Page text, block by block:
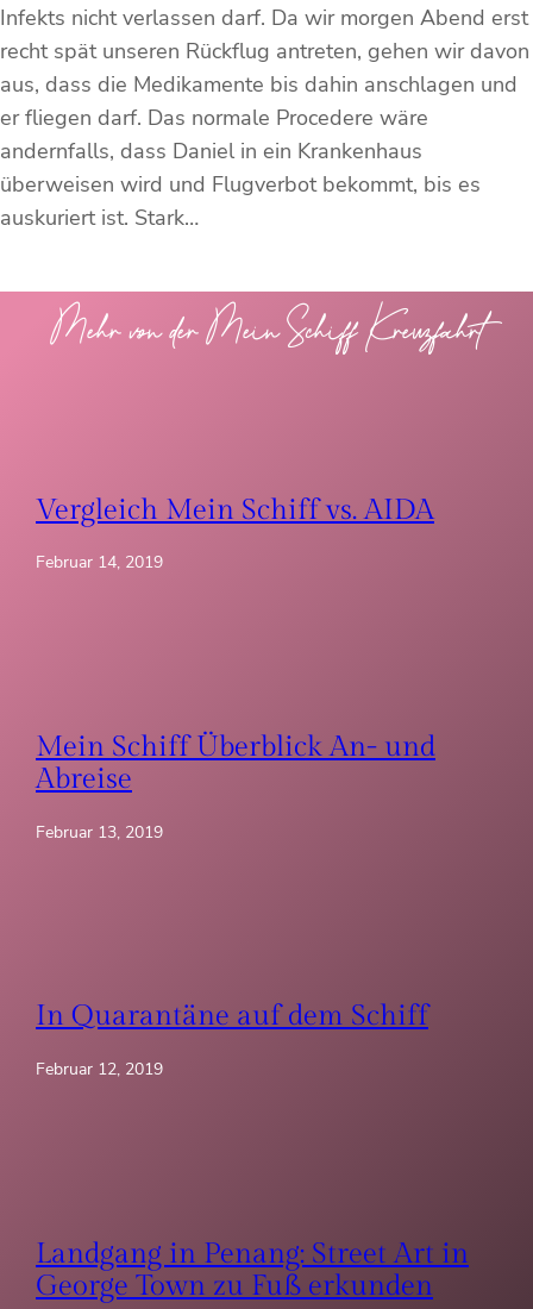
Infekts nicht verlassen darf. Da wir morgen Abend erst
recht spät unseren Rückflug antreten, gehen wir davon
aus, dass die Medikamente bis dahin anschlagen und
er fliegen darf. Das normale Procedere wäre
andernfalls, dass Daniel in ein Krankenhaus
überweisen wird und Flugverbot bekommt, bis es
auskuriert ist. Stark…
Mehr von der Mein Schiff Kreuzfahrt
Vergleich Mein Schiff vs. AIDA
Februar 14, 2019
Mein Schiff Überblick An- und
Abreise
Februar 13, 2019
In Quarantäne auf dem Schiff
Februar 12, 2019
Landgang in Penang: Street Art in
George Town zu Fuß erkunden